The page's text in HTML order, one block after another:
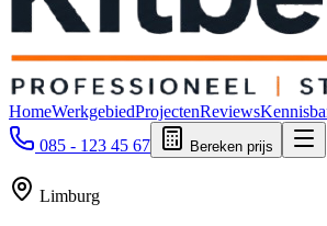
HomeWerkgebiedProjectenReviews
085 - 123 45 67
Bereken prijs
Limburg